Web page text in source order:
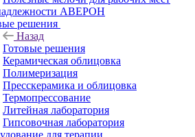
АВЕРОН
решения
Назад
Готовые решения
Керамическая облицовка
Полимеризация
Пресскерамика и облицовка
Термопрессование
Литейная лаборатория
Гипсовочная лаборатория
для терапии